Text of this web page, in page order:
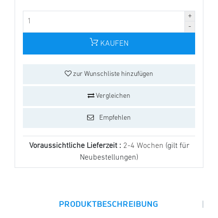
KAUFEN
zur Wunschliste hinzufügen
Vergleichen
Empfehlen
Voraussichtliche Lieferzeit : 2-4 Wochen (gilt für
Neubestellungen)
PRODUKTBESCHREIBUNG |